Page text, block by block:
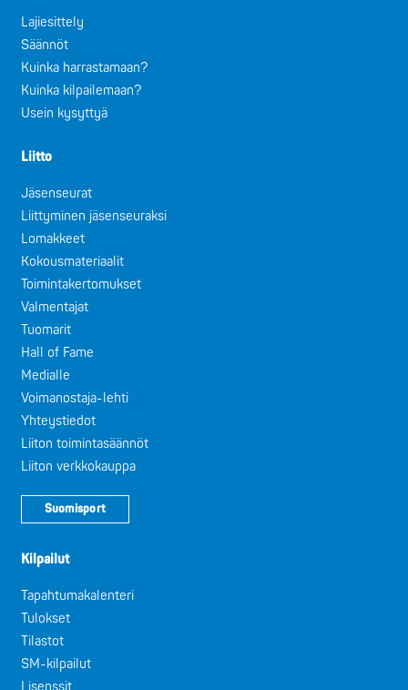
Lajiesittely
Säännöt
Kuinka harrastamaan?
Kuinka kilpailemaan?
Usein kysyttyä
Liitto
Jäsenseurat
Liittyminen jäsenseuraksi
Lomakkeet
Kokousmateriaalit
Toimintakertomukset
Valmentajat
Tuomarit
Hall of Fame
Medialle
Voimanostaja-lehti
Yhteystiedot
Liiton toimintasäännöt
Liiton verkkokauppa
Suomisport
Kilpailut
Tapahtumakalenteri
Tulokset
Tilastot
SM-kilpailut